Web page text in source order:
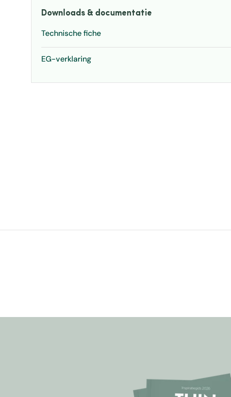
Downloads & documentatie
Technische fiche
EG-verklaring